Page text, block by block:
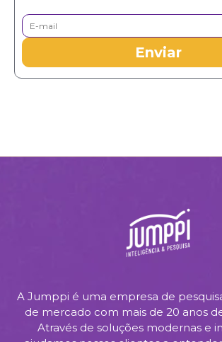
A Jumppi é uma empresa de
de mercado com mais de 20 anos
Através de soluções modernas e